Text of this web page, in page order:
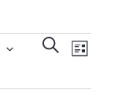
und
SUCHE
LISTE